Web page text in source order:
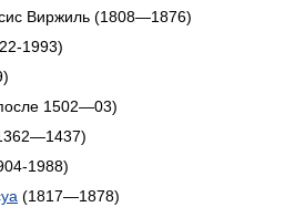
Виржиль (1808—1876)
1993)
1502—03)
1988)
(1817—1878)